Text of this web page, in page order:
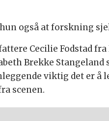
også at forskning
Cecilie Fodstad
Brekke
viktig det er å
scenen.